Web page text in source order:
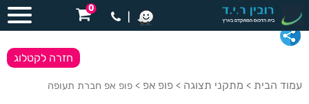
0
עמוד הבית > מתקני תצוגה > פופ אפ > פופ אפ חברת תעופה
חזרה לקטלוג